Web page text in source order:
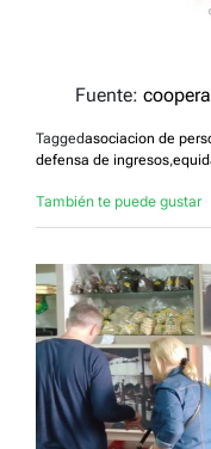
Fuente:
Taggedasociacion de
defensa de ingresos,
También te puede gustar